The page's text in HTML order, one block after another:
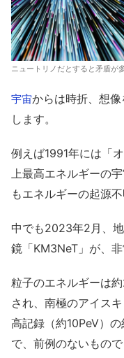
ニュートリノだとすると矛盾が
宇宙からは時折、想
します。
例えば1991年には「
上最高エネルギーの
もエネルギーの起源
中でも2023年2月、
鏡「KM3NeT」が、
粒子のエネルギーは
され、南極のアイス
高記録（約10PeV）
で、前例のないもので